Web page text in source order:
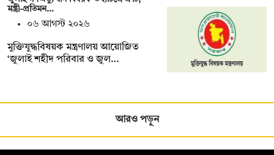
মন্ত্রী-প্রতিমন…
০৬ আগস্ট ২০২৬
মুক্তিযুদ্ধবিষয়ক মন্ত্রণালয় আয়োজিত
‘জুলাই শহীদ পরিবার ও জুল…
আরও পড়ুন